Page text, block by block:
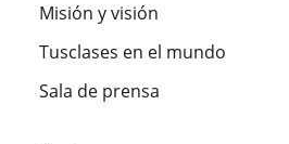
Misión y visión
Tusclases en el mundo
Sala de prensa